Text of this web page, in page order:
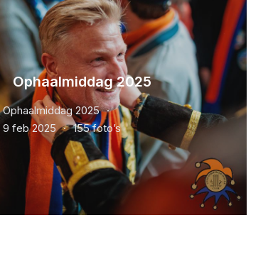
Ophaalmiddag 2025
Ophaalmiddag 2025
9 feb 2025
155 foto’s